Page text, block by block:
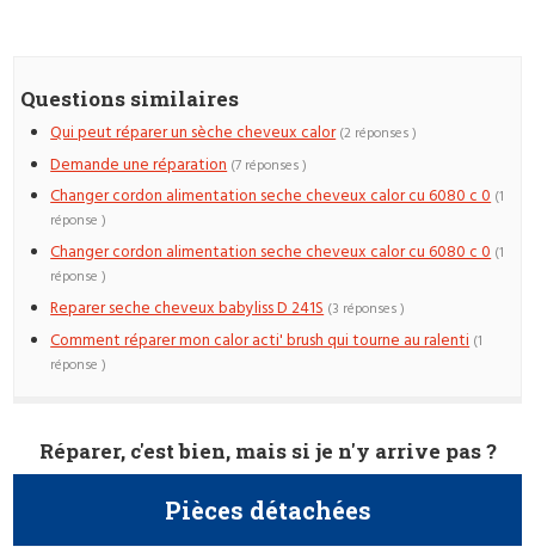
Questions similaires
Qui peut réparer un sèche cheveux calor (2 réponses )
Demande une réparation (7 réponses )
Changer cordon alimentation seche cheveux calor cu 6080 c 0 (1
réponse )
Changer cordon alimentation seche cheveux calor cu 6080 c 0 (1
réponse )
Reparer seche cheveux babyliss D 241S (3 réponses )
Comment réparer mon calor acti' brush qui tourne au ralenti (1
réponse )
Réparer, c'est bien, mais si je n'y arrive pas ?
Pièces détachées